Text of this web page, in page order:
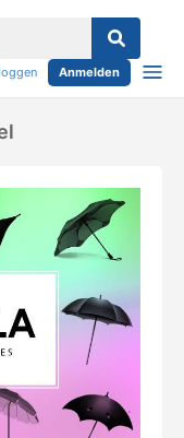
Anmelden